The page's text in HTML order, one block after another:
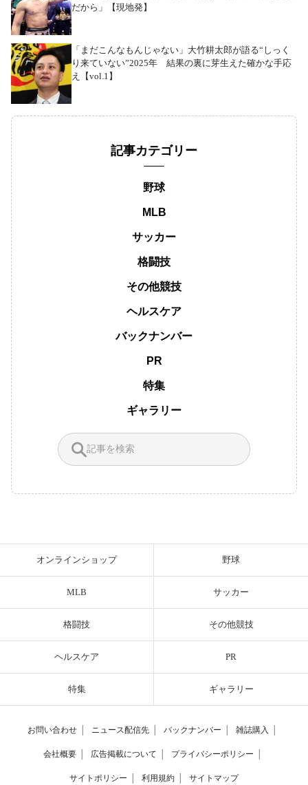
だから」【現地発】
「まだこんなもんじゃない」大竹耕太郎が語る“しっく
り来ていない”2025年 結果の裏に芽生えた確かな手応
え【vol.1】
記事カテゴリー
野球
MLB
サッカー
格闘技
その他競技
ヘルスケア
バックナンバー
PR
特集
ギャラリー
オンラインショップ 野球
MLB サッカー
格闘技 その他競技
ヘルスケア PR
特集 ギャラリー
お問い合わせ ニュース配信先 バックナンバー 雑誌購入
会社概要 広告掲載について プライバシーポリシー
サイトポリシー 利用規約 サイトマップ